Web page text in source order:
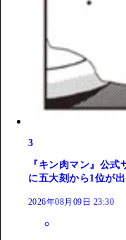
3
『キン肉マン』公
に五大刻から1位が出
2026年08月09日 23:30